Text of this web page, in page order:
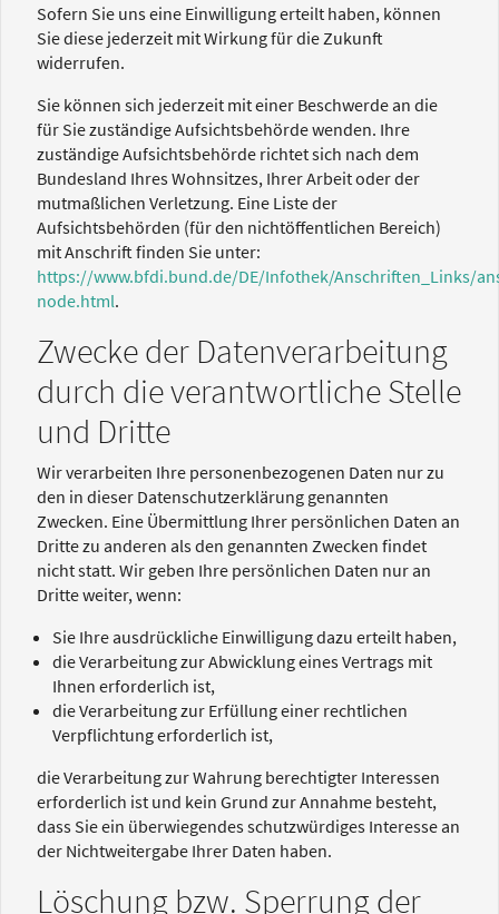
Sofern Sie uns eine Einwilligung erteilt haben, können
Sie diese jederzeit mit Wirkung für die Zukunft
widerrufen.
Sie können sich jederzeit mit einer Beschwerde an die
für Sie zuständige Aufsichtsbehörde wenden. Ihre
zuständige Aufsichtsbehörde richtet sich nach dem
Bundesland Ihres Wohnsitzes, Ihrer Arbeit oder der
mutmaßlichen Verletzung. Eine Liste der
Aufsichtsbehörden (für den nichtöffentlichen Bereich)
mit Anschrift finden Sie unter:
https://www.bfdi.bund.de/DE/Infothek/Anschriften_Links/
node.html.
Zwecke der Datenverarbeitung
durch die verantwortliche Stelle
und Dritte
Wir verarbeiten Ihre personenbezogenen Daten nur zu
den in dieser Datenschutzerklärung genannten
Zwecken. Eine Übermittlung Ihrer persönlichen Daten an
Dritte zu anderen als den genannten Zwecken findet
nicht statt. Wir geben Ihre persönlichen Daten nur an
Dritte weiter, wenn:
Sie Ihre ausdrückliche Einwilligung dazu erteilt haben,
die Verarbeitung zur Abwicklung eines Vertrags mit
Ihnen erforderlich ist,
die Verarbeitung zur Erfüllung einer rechtlichen
Verpflichtung erforderlich ist,
die Verarbeitung zur Wahrung berechtigter Interessen
erforderlich ist und kein Grund zur Annahme besteht,
dass Sie ein überwiegendes schutzwürdiges Interesse an
der Nichtweitergabe Ihrer Daten haben.
Löschung bzw. Sperrung der